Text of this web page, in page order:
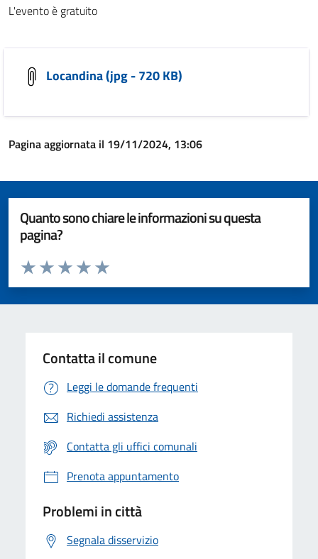
L'evento è gratuito
Locandina (jpg - 720 KB)
Pagina aggiornata il 19/11/2024, 13:06
Quanto sono chiare le informazioni su questa
pagina?
Valuta da 1 a 5 stelle la pagina
Valuta 5 stelle su 5
Valuta 4 stelle su 5
Valuta 3 stelle su 5
Valuta 2 stelle su 5
Valuta 1 stelle su 5
Contatta il comune
Leggi le domande frequenti
Richiedi assistenza
Contatta gli uffici comunali
Prenota appuntamento
Problemi in città
Segnala disservizio